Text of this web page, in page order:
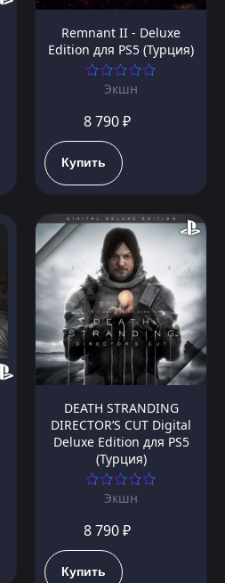
Remnant II - Deluxe
Edition для PS5 (Турция)
Экшн
8 790 ₽
Купить
DEATH STRANDING
DIRECTOR’S CUT Digital
Deluxe Edition для PS5
(Турция)
Экшн
8 790 ₽
Купить